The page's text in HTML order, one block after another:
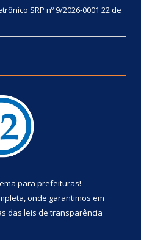
SRP nº 9/2026-0001 22 de
para prefeituras!
onde garantimos em
das leis de transparência